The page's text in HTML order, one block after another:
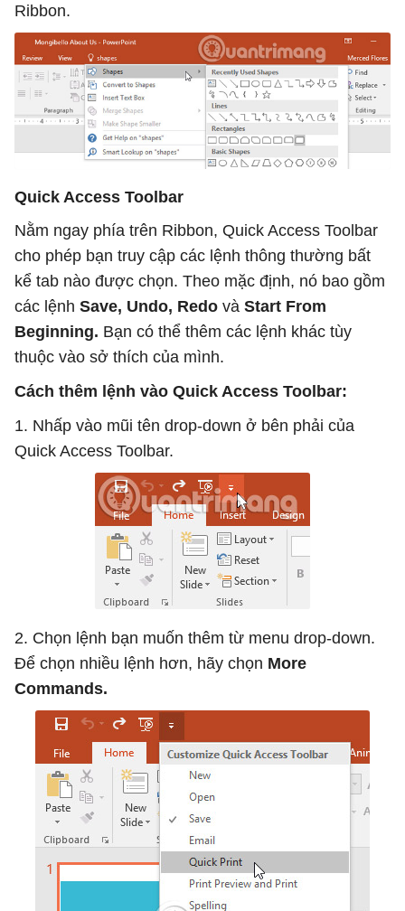
Ribbon.
Quick Access Toolbar
Nằm ngay phía trên Ribbon, Quick Access Toolbar
cho phép bạn truy cập các lệnh thông thường bất
kể tab nào được chọn. Theo mặc định, nó bao gồm
các lệnh Save, Undo, Redo và Start From
Beginning. Bạn có thể thêm các lệnh khác tùy
thuộc vào sở thích của mình.
Cách thêm lệnh vào Quick Access Toolbar:
1. Nhấp vào mũi tên drop-down ở bên phải của
Quick Access Toolbar.
2. Chọn lệnh bạn muốn thêm từ menu drop-down.
Để chọn nhiều lệnh hơn, hãy chọn More
Commands.